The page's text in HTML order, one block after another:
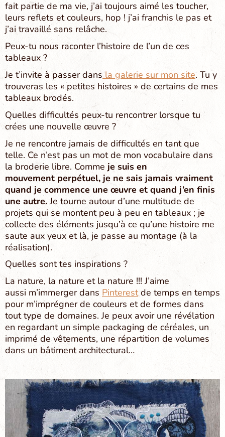
fait partie de ma vie, j’ai toujours aimé les toucher,
leurs reflets et couleurs, hop ! j’ai franchis le pas et
j’ai travaillé sans relâche.
Peux-tu nous raconter l’histoire de l’un de ces
tableaux ?
Je t’invite à passer dansla galerie sur mon site. Tu y
trouveras les « petites histoires » de certains de mes
tableaux brodés.
Quelles difficultés peux-tu rencontrer lorsque tu
crées une nouvelle œuvre ?
Je ne rencontre jamais de difficultés en tant que
telle. Ce n’est pas un mot de mon vocabulaire dans
la broderie libre. Comme je suis en
mouvement perpétuel, je ne sais jamais vraiment
quand je commence une œuvre et quand j’en finis
une autre.Je tourne autour d’une multitude de
projets qui se montent peu à peu en tableaux ; je
collecte des éléments jusqu’à ce qu’une histoire me
saute aux yeux et là, je passe au montage (à la
réalisation).
Quelles sont tes inspirations ?
La nature, la nature et la nature !!! J’aime
aussi m’immerger dans Pinterestde temps en temps
pour m’imprégner de couleurs et de formes dans
tout type de domaines. Je peux avoir une révélation
en regardant un simple packaging de céréales, un
imprimé de vêtements, une répartition de volumes
dans un bâtiment architectural…